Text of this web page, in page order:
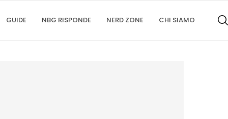
GUIDE NBG RISPONDE NERD ZONE CHI SIAMO